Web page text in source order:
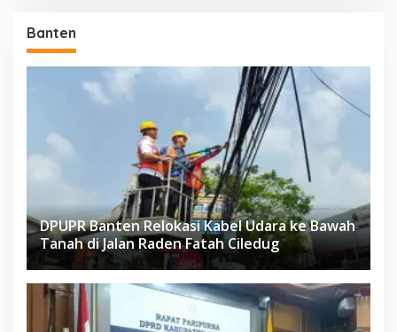
Banten
DPUPR Banten Relokasi Kabel Udara ke Bawah
Tanah di Jalan Raden Fatah Ciledug